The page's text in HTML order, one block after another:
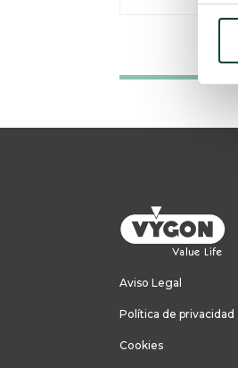
Aviso Legal
Política de privacidad
Cookies